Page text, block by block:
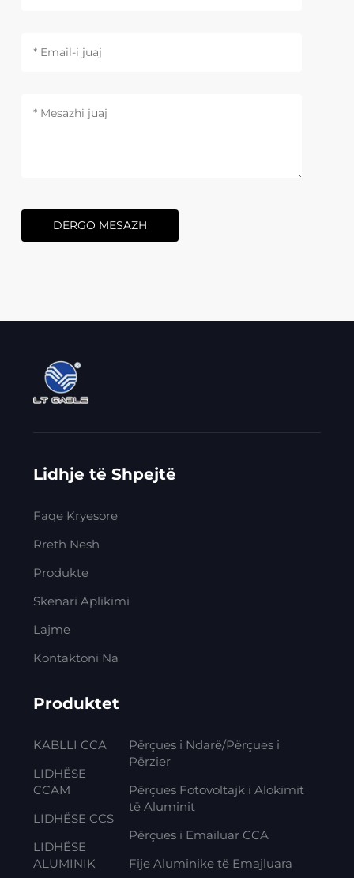
DËRGO MESAZH
Lidhje të Shpejtë
Faqe Kryesore
Rreth Nesh
Produkte
Skenari Aplikimi
Lajme
Kontaktoni Na
Produktet
KABLLI CCA
LIDHËSE
CCAM
LIDHËSE CCS
LIDHËSE
ALUMINIK
Përçues i Ndarë/Përçues i
Përzier
Përçues Fotovoltajk i Alokimit
të Aluminit
Përçues i Emailuar CCA
Fije Aluminike të Emajluara